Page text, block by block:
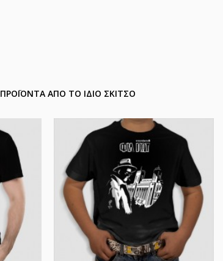
ΑΠΟ ΤΟ ΙΔΙΟ ΣΚΙΤΣΟ